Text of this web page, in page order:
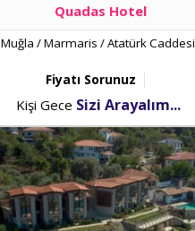
Quadas Hotel
Muğla / Marmaris / Atatürk Caddesi
Fiyatı Sorunuz
Kişi Gece Sizi Arayalım...